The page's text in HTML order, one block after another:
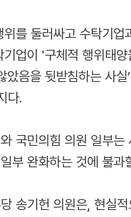
를 둘러싸고 수탁기
업이 '구체적 행위태
았음을 뒷받침하는 사
다.
국민의힘 의원 일부
부 완화하는 것에 불
송기헌 의원은, 현실